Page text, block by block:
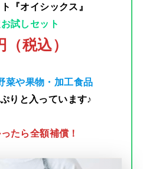
『オイシックス』
試しセット
税込）
菜や果物・加工食品
りと入っています♪
たら全額補償！